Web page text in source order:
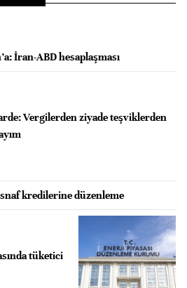
İran-ABD hesaplaşması
Vergilerden ziyade teşviklerden
kredilerine düzenleme
tüketici